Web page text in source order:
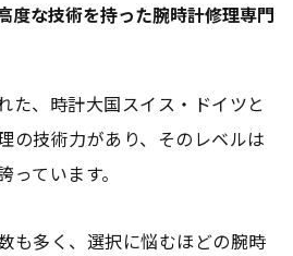
度な技術を持った腕時計修理専門
た、時計大国スイス・ドイツと
の技術力があり、そのレベルは
ています。
も多く、選択に悩むほどの腕時